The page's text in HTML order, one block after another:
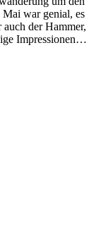
war genial, es
der Hammer,
Impressionen…